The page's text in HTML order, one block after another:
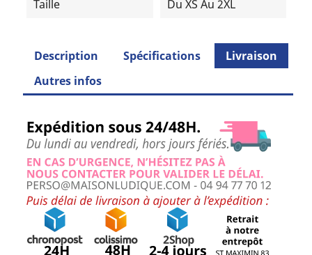
Taille Du XS Au 2XL
Description Spécifications
Livraison
Autres infos